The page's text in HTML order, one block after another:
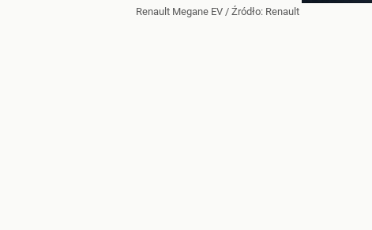
Renault Megane EV / Źródło: Renault